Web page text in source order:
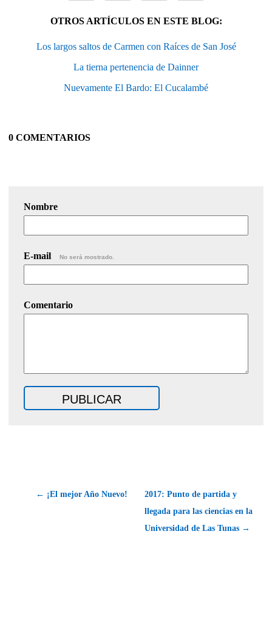
OTROS ARTÍCULOS EN ESTE BLOG:
Los largos saltos de Carmen con Raíces de San José
La tierna pertenencia de Dainner
Nuevamente El Bardo: El Cucalambé
0 COMENTARIOS
Nombre
E-mail No será mostrado.
Comentario
← ¡El mejor Año Nuevo!
2017: Punto de partida y
llegada para las ciencias en la
Universidad de Las Tunas →